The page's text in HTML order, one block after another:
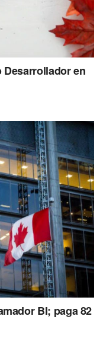
Desarrollador en
BI; paga 82